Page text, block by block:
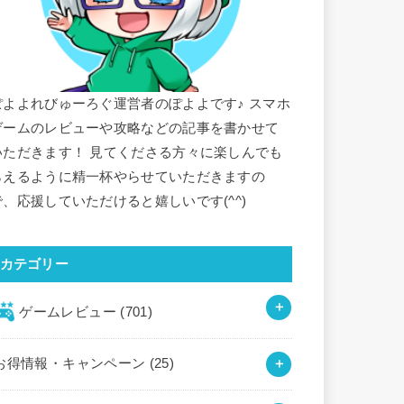
よよれびゅーろぐ運営者のぽよよです♪ スマホ
ームのレビューや攻略などの記事を書かせて
ただきます！ 見てくださる方々に楽しんでも
えるように精一杯やらせていただきますの
、応援していただけると嬉しいです(^^)
カテゴリー
ゲームレビュー (701)
得情報・キャンペーン (25)